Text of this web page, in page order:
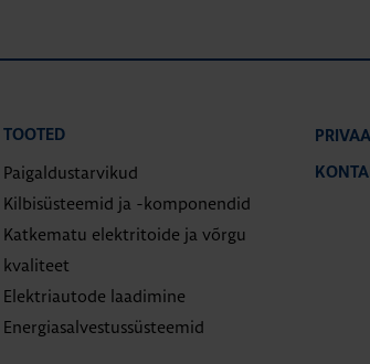
TOOTED
Paigaldustarvikud
Kilbisüsteemid ja -komponendid
Katkematu elektritoide ja võrgu
kvaliteet
Elektriautode laadimine
Energiasalvestussüsteemid